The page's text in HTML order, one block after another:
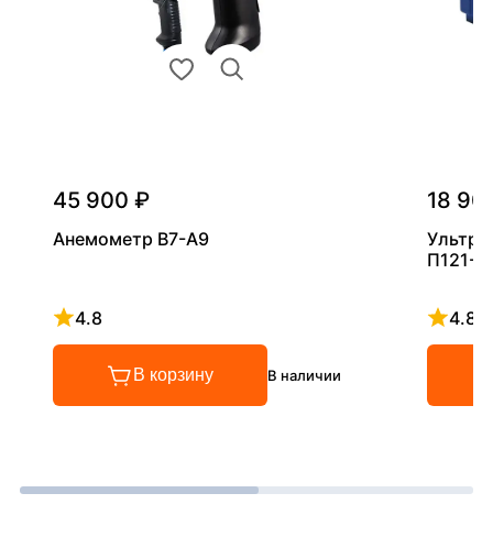
45 900 ₽
Анемометр В7-А9
4.8
Рейтинг 4.8 из 5
В корзину В наличии
18
П121-
4.8